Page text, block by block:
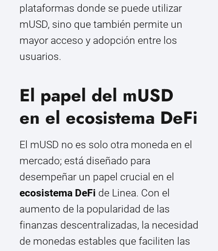
plataformas donde se puede utilizar
mUSD, sino que también permite un
mayor acceso y adopción entre los
usuarios.
El papel del mUSD
en el ecosistema DeFi
El mUSD no es solo otra moneda en el
mercado; está diseñado para
desempeñar un papel crucial en el
ecosistema DeFi de Linea. Con el
aumento de la popularidad de las
finanzas descentralizadas, la necesidad
de monedas estables que faciliten las